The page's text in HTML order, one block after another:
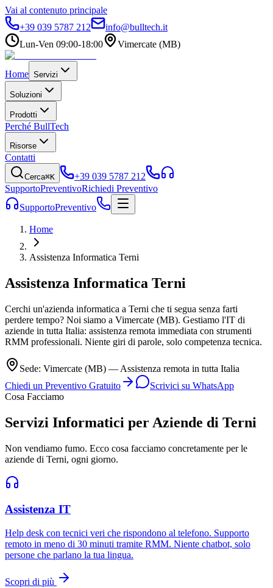
Vai al contenuto principale
+39 039 5787 212
info@bulltech.it
Lun-Ven 09:00-18:00
Vimercate (MB)
Home Servizi
Soluzioni
Prodotti
Perché BullTech
Risorse
Contatti
Cerca⌘K
+39 039 5787 212
SupportoPreventivoRichiedi Preventivo
SupportoPreventivo
Home
Assistenza Informatica Terni
Assistenza Informatica Terni
Cerchi un'azienda informatica a Terni che ti segua senza farti
perdere tempo? Noi siamo a Vimercate (MB). Gestiamo l'IT di
aziende in tutta Italia: assistenza remota immediata con strumenti
RMM professionali. Niente giri di parole, solo competenza tecnica.
Sede: Vimercate (MB) — Assistenza remota in tutta Italia
Chiedi un Preventivo Gratuito
Scrivici su WhatsApp
Cosa Facciamo
Servizi Informatici per Aziende di Terni
Non vendiamo fumo. Ecco cosa facciamo concretamente per le
aziende di Terni, ogni giorno.
Assistenza IT
Help desk con tecnici veri che rispondono al telefono. Supporto
remoto in meno di 30 minuti tramite RMM. Niente chatbot, solo
persone che parlano la tua lingua.
Scopri di più